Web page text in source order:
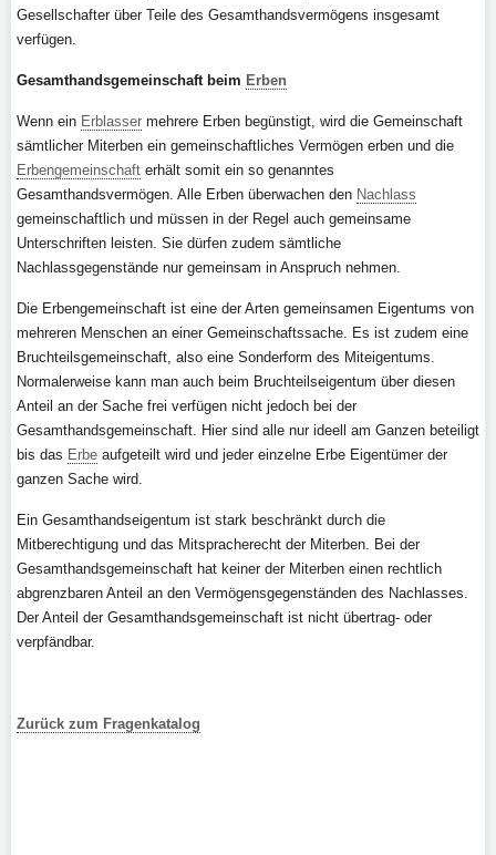
Gesellschafter über Teile des Gesamthandsvermögens insgesamt
verfügen.
Gesamthandsgemeinschaft beim Erben
Wenn ein Erblasser mehrere Erben begünstigt, wird die Gemeinschaft
sämtlicher Miterben ein gemeinschaftliches Vermögen erben und die
Erbengemeinschaft erhält somit ein so genanntes
Gesamthandsvermögen. Alle Erben überwachen den Nachlass
gemeinschaftlich und müssen in der Regel auch gemeinsame
Unterschriften leisten. Sie dürfen zudem sämtliche
Nachlassgegenstände nur gemeinsam in Anspruch nehmen.
Die Erbengemeinschaft ist eine der Arten gemeinsamen Eigentums von
mehreren Menschen an einer Gemeinschaftssache. Es ist zudem eine
Bruchteilsgemeinschaft, also eine Sonderform des Miteigentums.
Normalerweise kann man auch beim Bruchteilseigentum über diesen
Anteil an der Sache frei verfügen nicht jedoch bei der
Gesamthandsgemeinschaft. Hier sind alle nur ideell am Ganzen beteiligt
bis das Erbe aufgeteilt wird und jeder einzelne Erbe Eigentümer der
ganzen Sache wird.
Ein Gesamthandseigentum ist stark beschränkt durch die
Mitberechtigung und das Mitspracherecht der Miterben. Bei der
Gesamthandsgemeinschaft hat keiner der Miterben einen rechtlich
abgrenzbaren Anteil an den Vermögensgegenständen des Nachlasses.
Der Anteil der Gesamthandsgemeinschaft ist nicht übertrag- oder
verpfändbar.
Zurück zum Fragenkatalog